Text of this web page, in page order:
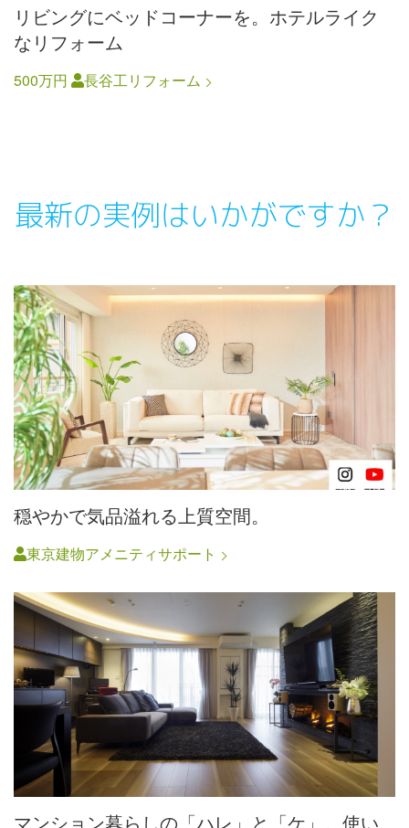
リビングにベッドコーナーを。ホテルライク
なリフォーム
500万円 長谷工リフォーム
最新の実例はいかがですか？
穏やかで気品溢れる上質空間。
東京建物アメニティサポート
マンション暮らしの「ハレ」と「ケ」。使い